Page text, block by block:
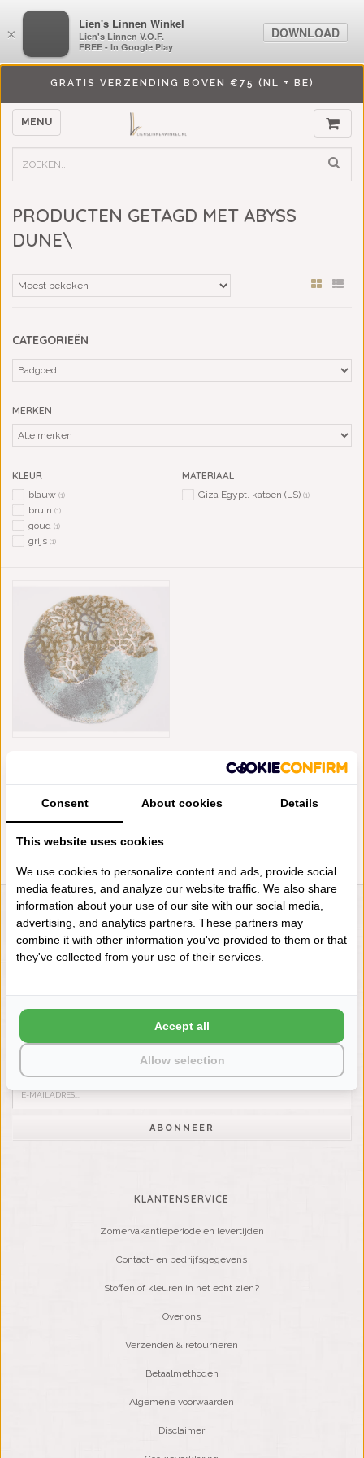
GRATIS VERZENDING BOVEN €75 (NL + BE)
MENU
PRODUCTEN GETAGD MET ABYSS
DUNE\
CATEGORIEËN
MERKEN
KLEUR
blauw (1)
bruin (1)
goud (1)
grijs (1)
MATERIAAL
Giza Egypt. katoen (LS) (1)
PER M²
LIENSLINNENWINKEL.NL
VRAGEN? BEL DAN
+31 (0) 575 511817
Wilt u op de hoogte blijven?
Word lid van onze mailinglijst:
ABONNEER
KLANTENSERVICE
Zomervakantieperiode en levertijden
Contact- en bedrijfsgegevens
Stoffen of kleuren in het echt zien?
Over ons
Verzenden & retourneren
Betaalmethoden
Algemene voorwaarden
Disclaimer
×
LiensLinnenwinkel.nl
Lien's Linnen V.O.F.
FREE - In Google Play
DOWNLOAD
Consent About cookies Details
This website uses cookies
We use cookies to personalize content and ads, provide social
media features, and analyze our website traffic. We also share
information about your use of our site with our social media,
advertising, and analytics partners. These partners may
combine it with other information you've provided to them or that
they've collected from your use of their services.
Allow selection
Accept all
×
Lien's Linnen Winkel
Lien's Linnen V.O.F.
FREE - In Google Play
DOWNLOAD